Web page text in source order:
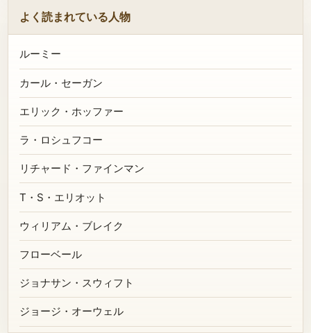
よく読まれている人物
ルーミー
カール・セーガン
エリック・ホッファー
ラ・ロシュフコー
リチャード・ファインマン
T・S・エリオット
ウィリアム・ブレイク
フローベール
ジョナサン・スウィフト
ジョージ・オーウェル